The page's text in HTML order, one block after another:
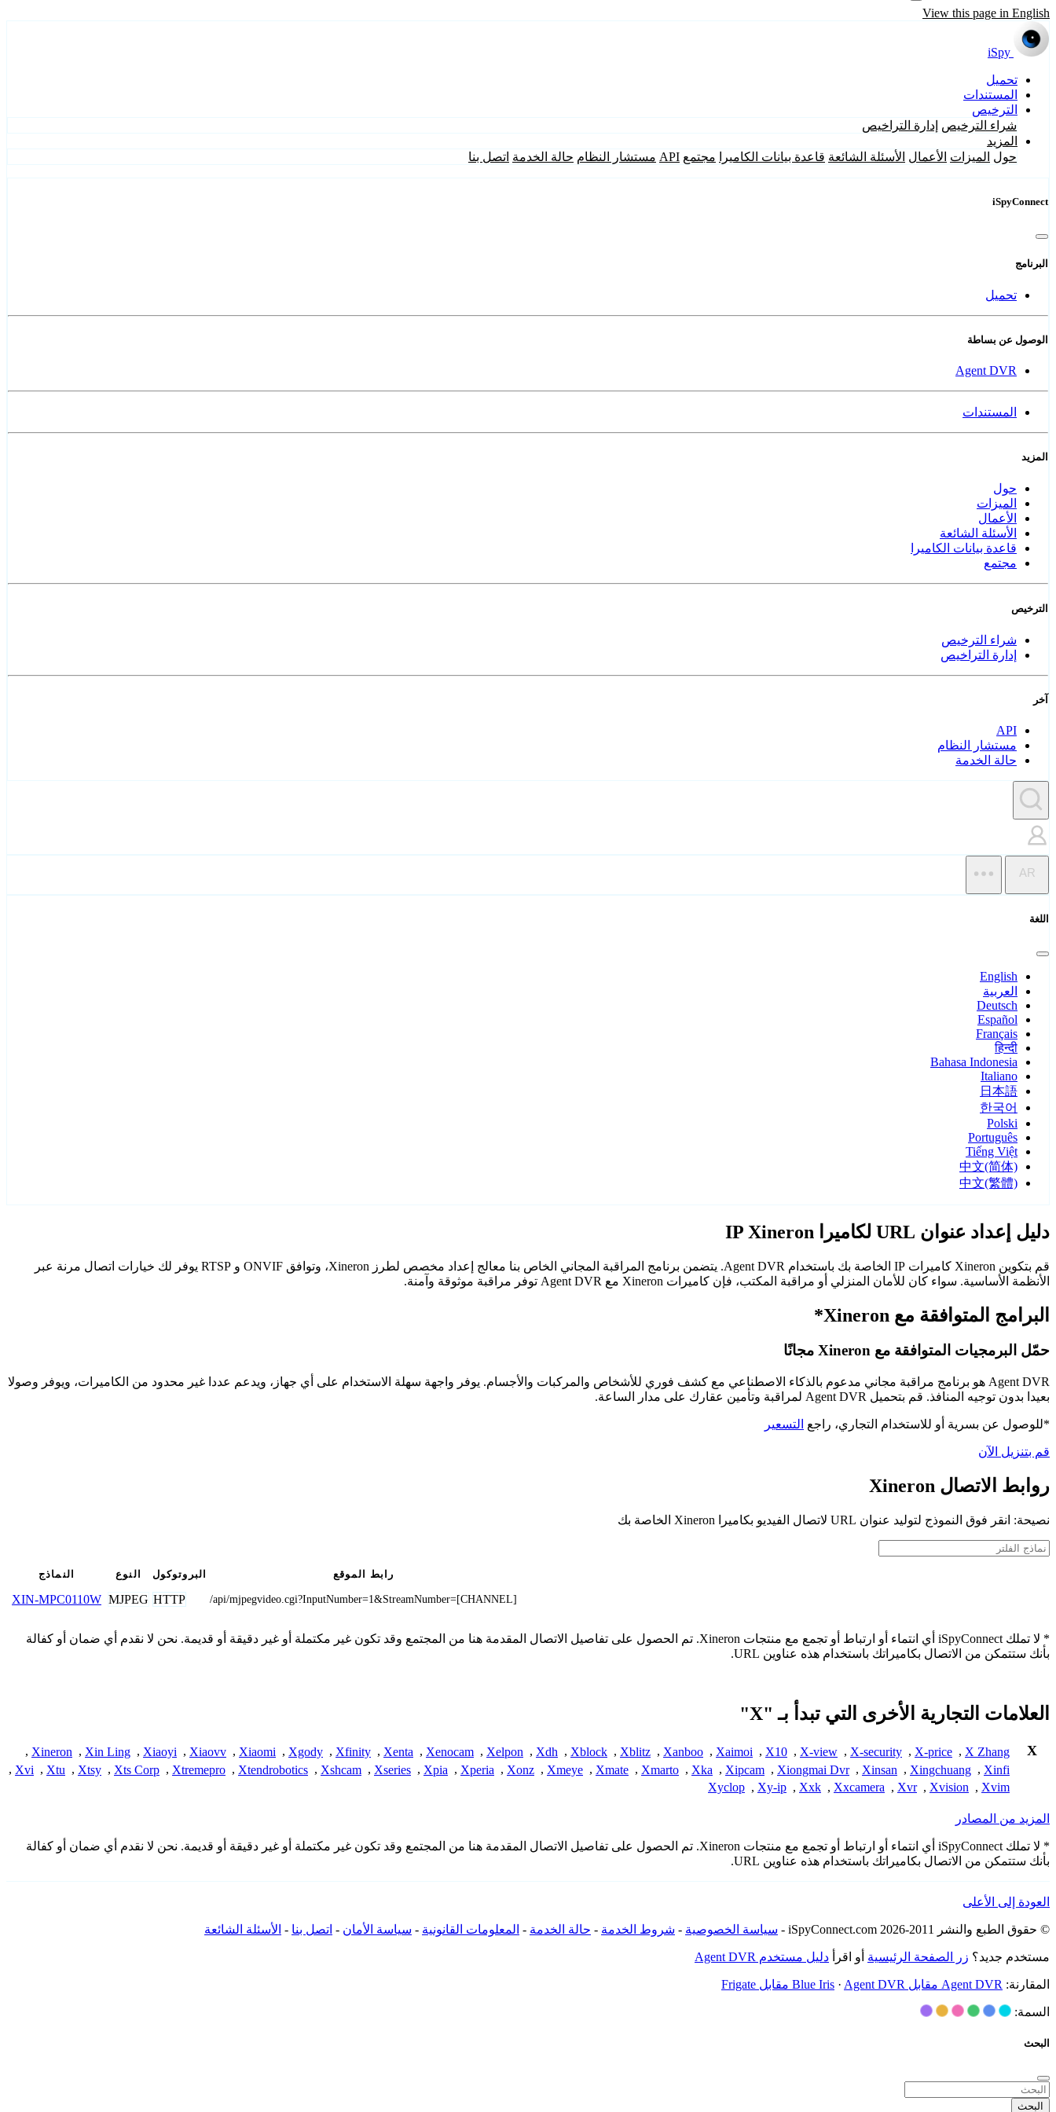
View this page in English
iSpy
تحميل
المستندات
الترخيص
شراء الترخيص إدارة التراخيص
المزيد
حول الميزات الأعمال الأسئلة الشائعة قاعدة بيانات الكاميرا مجتمع API مستشار النظام حالة الخدمة اتصل بنا
iSpyConnect
البرنامج
تحميل
الوصول عن بساطة
Agent DVR
المستندات
المزيد
حول
الميزات
الأعمال
الأسئلة الشائعة
قاعدة بيانات الكاميرا
مجتمع
الترخيص
شراء الترخيص
إدارة التراخيص
آخر
API
مستشار النظام
حالة الخدمة
AR
اللغة
English
العربية
Deutsch
Español
Français
हिन्दी
Bahasa Indonesia
Italiano
日本語
한국어
Polski
Português
Tiếng Việt
中文(简体)
中文(繁體)
دليل إعداد عنوان URL لكاميرا IP Xineron
قم بتكوين Xineron كاميرات IP الخاصة بك باستخدام Agent DVR. يتضمن برنامج المراقبة المجاني الخاص بنا معالج إعداد مخصص لطرز Xineron، وتوافق ONVIF و RTSP يوفر لك خيارات اتصال مرنة عبر
الأنظمة الأساسية. سواء كان للأمان المنزلي أو مراقبة المكتب، فإن كاميرات Xineron مع Agent DVR توفر مراقبة موثوقة وآمنة.
البرامج المتوافقة مع Xineron*
حمّل البرمجيات المتوافقة مع Xineron مجانًا
Agent DVR هو برنامج مراقبة مجاني مدعوم بالذكاء الاصطناعي مع كشف فوري للأشخاص والمركبات والأجسام. يوفر واجهة سهلة الاستخدام على أي جهاز، ويدعم عددا غير محدود من الكاميرات، ويوفر وصولا
بعيدا بدون توجيه المنافذ. قم بتحميل Agent DVR لمراقبة وتأمين عقارك على مدار الساعة.
*للوصول عن بسرية أو للاستخدام التجاري، راجع التسعير
قم بتنزيل الآن
روابط الاتصال Xineron
نصيحة: انقر فوق النموذج لتوليد عنوان URL لاتصال الفيديو بكاميرا Xineron الخاصة بك
النماذج النوع البروتوكول رابط الموقع
XIN-MPC0110W MJPEG HTTP /api/mjpegvideo.cgi?InputNumber=1&StreamNumber=[CHANNEL]
* لا تملك iSpyConnect أي انتماء أو ارتباط أو تجمع مع منتجات Xineron. تم الحصول على تفاصيل الاتصال المقدمة هنا من المجتمع وقد تكون غير مكتملة أو غير دقيقة أو قديمة. نحن لا نقدم أي ضمان أو كفالة
بأنك ستتمكن من الاتصال بكاميراتك باستخدام هذه عناوين URL.
العلامات التجارية الأخرى التي تبدأ بـ "X"
X
X Zhang
,
X-price
,
X-security
,
X-view
,
X10
,
Xaimoi
,
Xanboo
,
Xblitz
,
Xblock
,
Xdh
,
Xelpon
,
Xenocam
,
Xenta
,
Xfinity
,
Xgody
,
Xiaomi
,
Xiaovv
,
Xiaoyi
,
Xin Ling
,
Xineron
,
Xinfi
,
Xingchuang
,
Xinsan
,
Xiongmai Dvr
,
Xipcam
,
Xka
,
Xmarto
,
Xmate
,
Xmeye
,
Xonz
,
Xperia
,
Xpia
,
Xseries
,
Xshcam
,
Xtendrobotics
,
Xtremepro
,
Xts Corp
,
Xtsy
,
Xtu
,
Xvi
,
Xvim
,
Xvision
,
Xvr
,
Xxcamera
,
Xxk
,
Xy-ip
,
Xyclop
المزيد من المصادر
* لا تملك iSpyConnect أي انتماء أو ارتباط أو تجمع مع منتجات Xineron. تم الحصول على تفاصيل الاتصال المقدمة هنا من المجتمع وقد تكون غير مكتملة أو غير دقيقة أو قديمة. نحن لا نقدم أي ضمان أو كفالة
بأنك ستتمكن من الاتصال بكاميراتك باستخدام هذه عناوين URL.
العودة إلى الأعلى
© حقوق الطبع والنشر 2011-2026 iSpyConnect.com - سياسة الخصوصية - شروط الخدمة - حالة الخدمة - المعلومات القانونية - سياسة الأمان - اتصل بنا - الأسئلة الشائعة
مستخدم جديد؟ زر الصفحة الرئيسية أو اقرأ دليل مستخدم Agent DVR
المقارنة: Agent DVR مقابل Blue Iris · Agent DVR مقابل Frigate
السمة:
البحث
البحث